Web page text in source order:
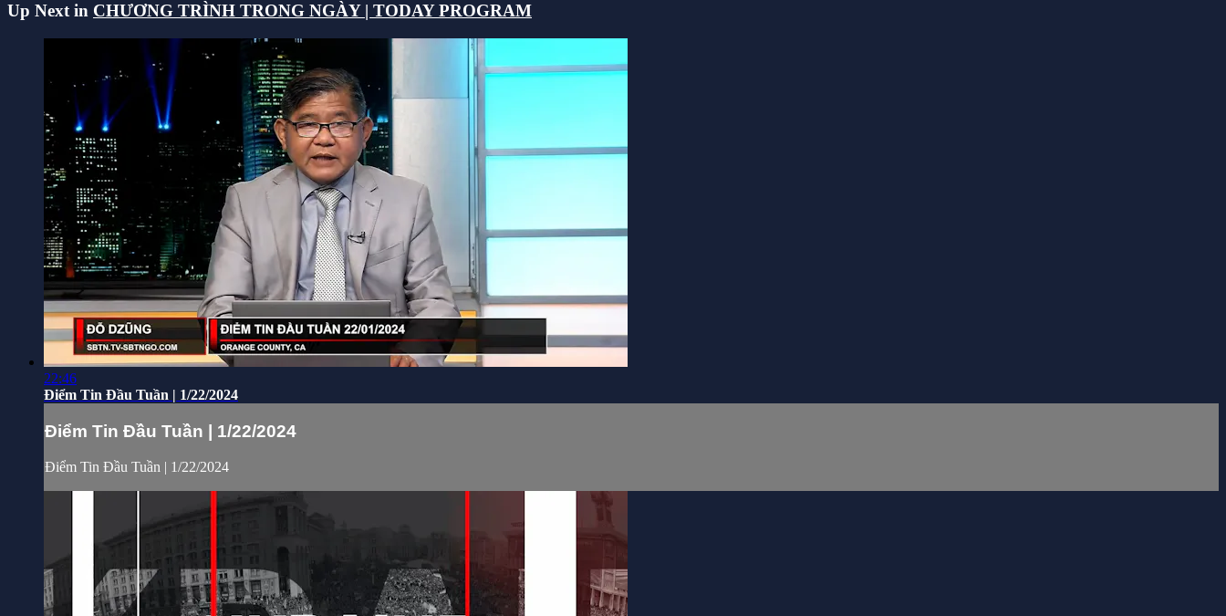
Up Next in CHƯƠNG TRÌNH TRONG NGÀY | TODAY PROGRAM
22:46
Điểm Tin Đầu Tuần | 1/22/2024
Điểm Tin Đầu Tuần | 1/22/2024
Điểm Tin Đầu Tuần | 1/22/2024